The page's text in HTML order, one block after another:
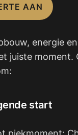
AAN
energie
juiste moment.
start